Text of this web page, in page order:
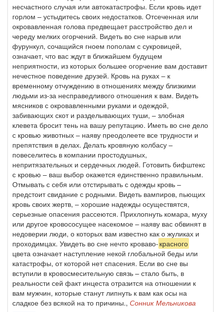
несчастного случая или автокатастрофы. Если кровь идет
горлом – устыдитесь своих недостатков. Отсеченная или
окровавленная голова предвещает расстройство дел и
череду мелких огорчений. Видеть во сне нарыв или
фурункул, сочащийся гноем пополам с сукровицей,
означает, что вас ждут в ближайшем будущем
неприятности, из которых большее огорчение вам доставит
нечестное поведение друзей. Кровь на руках – к
временному отчуждению в отношениях между близкими
людьми из-за несправедливого отношения к вам. Видеть
мясников с окровавленными руками и одеждой,
забивающих скот и разделывающих туши, – злобная
клевета бросит тень на вашу репутацию. Иметь во сне дело
с кровью животных – наяву преодолеете все трудности и
препятствия в делах. Делать кровяную колбасу –
повеселитесь в компании простодушных,
непритязательных и сердечных людей. Готовить бифштекс
с кровью – ваш выбор окажется единственно правильным.
Отмывать с себя или отстирывать с одежды кровь –
предстоит свидание с родными. Видеть вампиров, пьющих
кровь своих жертв, – хорошие надежды осуществятся,
серьезные опасения рассеются. Прихлопнуть комара, муху
или другое кровососущее насекомое – наяву вас обвинят в
недоверии люди, о которых вам известно как о жуликах и
проходимцах. Увидеть во сне нечто кроваво- красного
цвета означает наступление некой глобальной беды или
катастрофы, от которой нет спасения. Если во сне вы
вступили в кровосмесительную связь – стало быть, в
реальности сей факт инцеста отразится на отношении к
вам мужчин, которые станут липнуть к вам как осы на
сладкое без всякой на то причины., Сонник Мельникова